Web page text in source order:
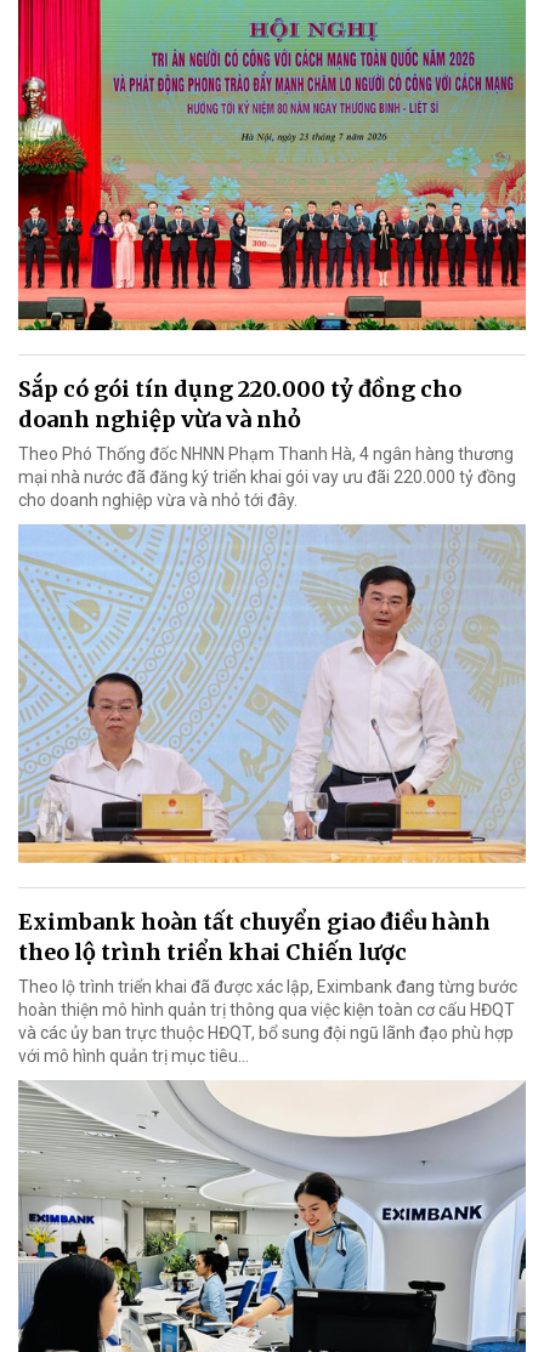
Sắp có gói tín dụng 220.000 tỷ đồng cho
doanh nghiệp vừa và nhỏ
Theo Phó Thống đốc NHNN Phạm Thanh Hà, 4 ngân hàng thương
mại nhà nước đã đăng ký triển khai gói vay ưu đãi 220.000 tỷ đồng
cho doanh nghiệp vừa và nhỏ tới đây.
Eximbank hoàn tất chuyển giao điều hành
theo lộ trình triển khai Chiến lược
Theo lộ trình triển khai đã được xác lập, Eximbank đang từng bước
hoàn thiện mô hình quản trị thông qua việc kiện toàn cơ cấu HĐQT
và các ủy ban trực thuộc HĐQT, bổ sung đội ngũ lãnh đạo phù hợp
với mô hình quản trị mục tiêu...